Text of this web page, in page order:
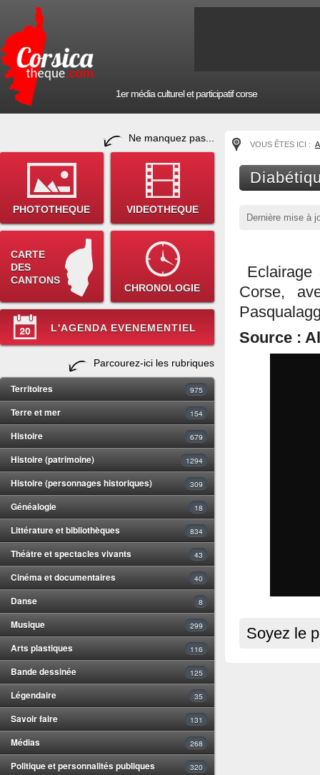
1er média culturel et participatif corse
Ne manquez pas...
PHOTOTHEQUE VIDEOTHEQUE
CARTE
DES
CANTONS
CHRONOLOGIE
L'AGENDA EVENEMENTIEL
Parcourez-ici les rubriques
Territoires 975
Terre et mer 154
Histoire 679
Histoire (patrimoine) 1294
Histoire (personnages historiques) 309
Généalogie 18
Littérature et bibliothèques 834
Théâtre et spectacles vivants 43
Cinéma et documentaires 40
Danse 8
Musique 299
Arts plastiques 116
Bande dessinée 125
Légendaire 35
Savoir faire 131
Médias 268
Politique et personnalités publiques 320
VOUS ÊTES ICI :
Dernière mise à
Corse,
Source :
Soyez le